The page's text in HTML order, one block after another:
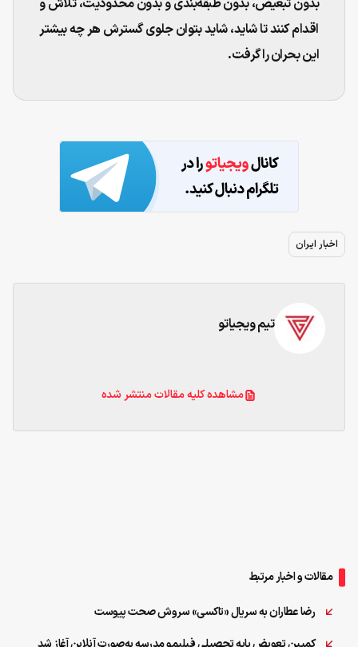
بدون تبعیض، بدون طبقه‌بندی و بدون محدودیت، تلاش و
اقدام کنند تا شاید، شاید بتوان جلوی گسترش هر چه بیشتر
این بحران را گرفت.
اخبار ایران
تیم ویجیاتو
مشاهده کلیه مقالات منتشر شده
مقالات و اخبار مرتبط
رضا عطاران به سریال «تاکسی» سروش صحت پیوست